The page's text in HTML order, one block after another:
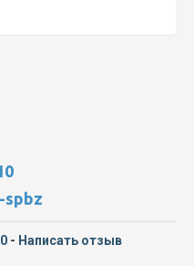
spbz
- Написать отзыв